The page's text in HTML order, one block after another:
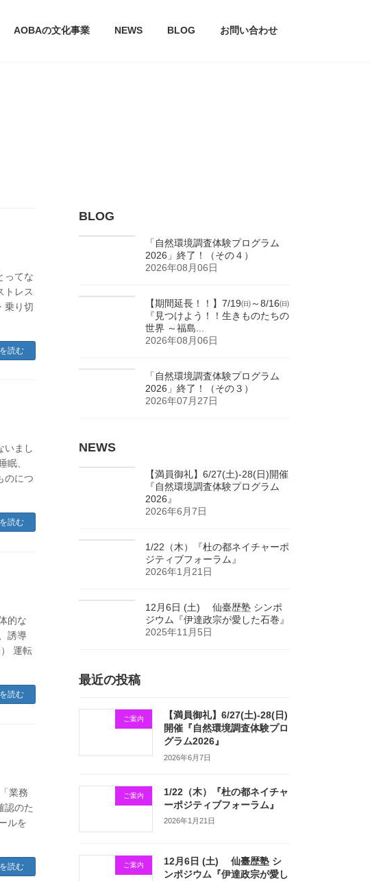
AOBAの文化事業 NEWS BLOG お問い合わせ
ってな
トレス
乗り切
読む
いまし
眠、
のにつ
読む
的な
誘導
運転
読む
業務
認のた
ルを
読む
BLOG
「自然環境調査体験プログラム
2026」終了！（その４）
2026年08月06日
【期間延長！！】7/19㈰～8/16㈰
『見つけよう！！生きものたちの
世界 ～福島...
2026年08月06日
「自然環境調査体験プログラム
2026」終了！（その３）
2026年07月27日
NEWS
【満員御礼】6/27(土)-28(日)開催
『自然環境調査体験プログラム
2026』
2026年6月7日
1/22（木）『杜の都ネイチャーポ
ジティブフォーラム』
2026年1月21日
12月6日 (土) 仙臺歴塾 シンポ
ジウム『伊達政宗が愛した石巻』
2025年11月5日
最近の投稿
ご案内
【満員御礼】6/27(土)-28(日)
開催『自然環境調査体験プロ
グラム2026』
2026年6月7日
ご案内
1/22（木）『杜の都ネイチャ
ーポジティブフォーラム』
2026年1月21日
ご案内
12月6日 (土) 仙臺歴塾 シ
ンポジウム『伊達政宗が愛し